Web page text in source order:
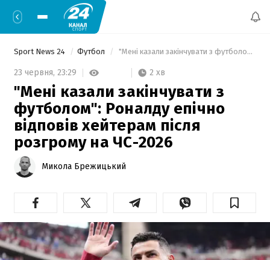
Sport News 24 Футбол "Мені казали закінчувати з футболом": Роналду епічно відповів хейтерам після розгрому на ЧС-2026
23 червня, 23:29 2 хв
"Мені казали закінчувати з
футболом": Роналду епічно
відповів хейтерам після
розгрому на ЧС-2026
Микола Брежицький